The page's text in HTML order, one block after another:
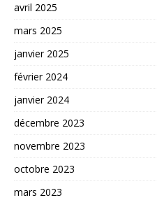
avril 2025
mars 2025
janvier 2025
février 2024
janvier 2024
décembre 2023
novembre 2023
octobre 2023
mars 2023